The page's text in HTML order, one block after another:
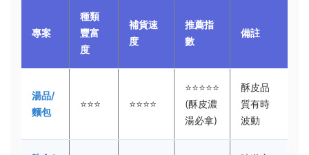
專案
種類
豐富
度
補貨速
度
推薦指
數
備註
湯品/
麵包
⭐⭐⭐ ⭐⭐⭐⭐
⭐⭐⭐⭐⭐
(酥皮濃
湯必拿)
酥皮品
質有時
波動